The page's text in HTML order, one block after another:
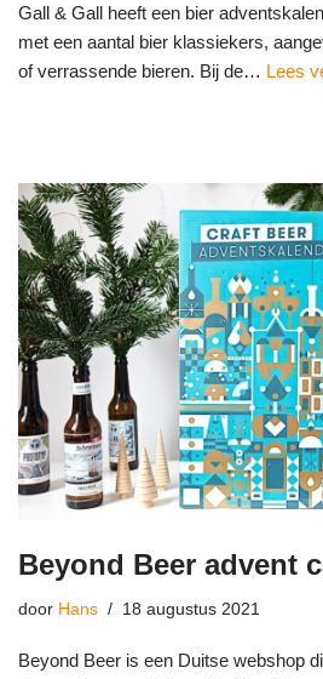
Gall & Gall heeft een bier
met een aantal bier klassiekers,
of verrassende bieren. Bij de… Lees
Beyond Beer advent
door Hans 18 augustus 2021
Beyond Beer is een Duitse webshop